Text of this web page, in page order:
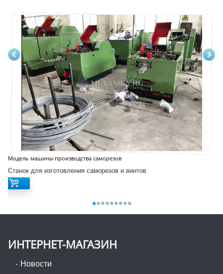
Модель машины производства саморезов
Станок для изготовления саморезов и винтов
ИНТЕРНЕТ-МАГАЗИН
Новости